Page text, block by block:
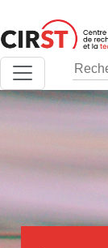
au
contenu